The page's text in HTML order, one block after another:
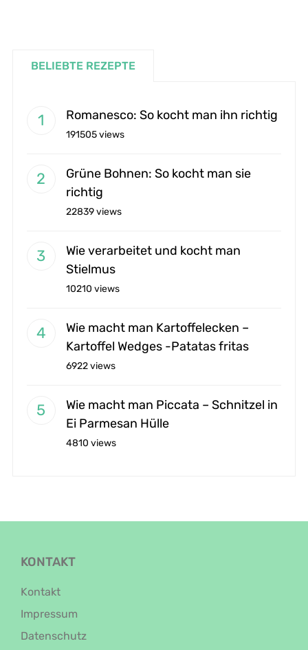
BELIEBTE REZEPTE
Romanesco: So kocht man ihn richtig
191505 views
Grüne Bohnen: So kocht man sie
richtig
22839 views
Wie verarbeitet und kocht man
Stielmus
10210 views
Wie macht man Kartoffelecken –
Kartoffel Wedges -Patatas fritas
6922 views
Wie macht man Piccata – Schnitzel in
Ei Parmesan Hülle
4810 views
KONTAKT
Kontakt
Impressum
Datenschutz